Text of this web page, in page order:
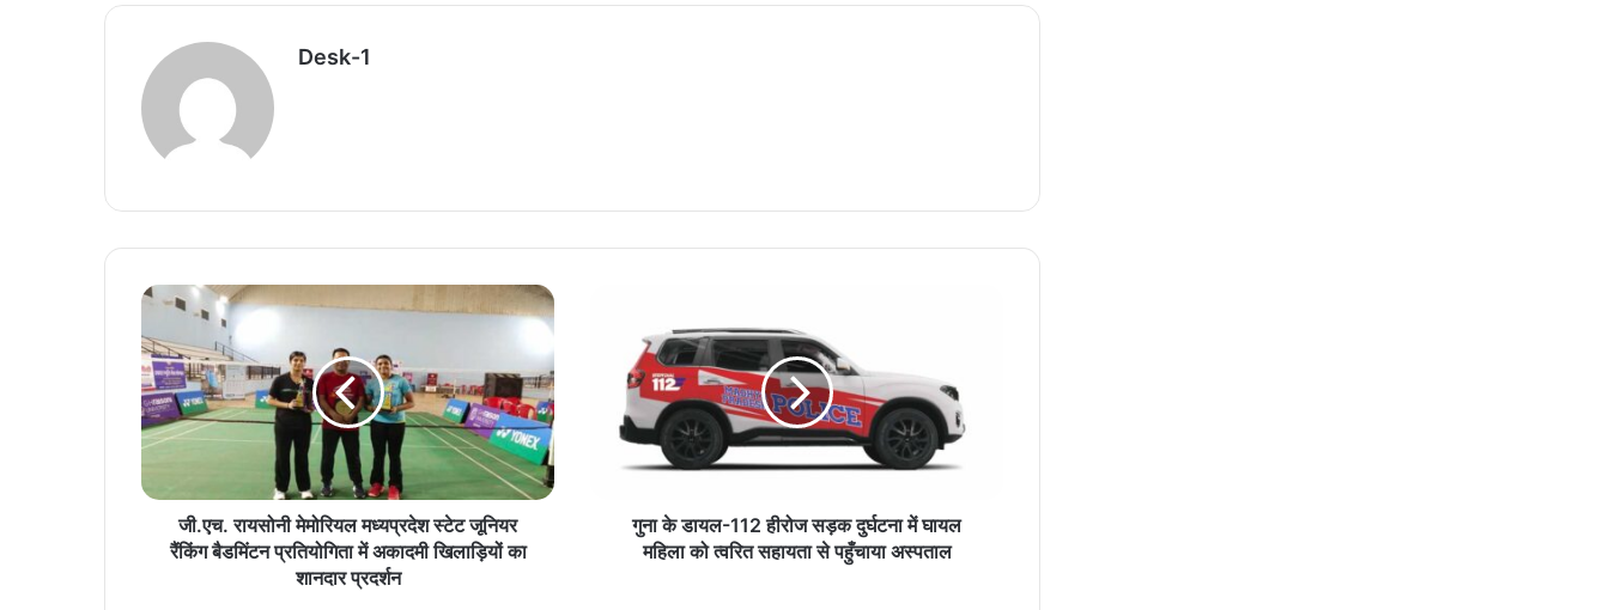
Desk-1
जी.एच. रायसोनी मेमोरियल मध्यप्रदेश स्टेट जूनियर
रैंकिंग बैडमिंटन प्रतियोगिता में अकादमी खिलाड़ियों का
शानदार प्रदर्शन
गुना के डायल-112 हीरोज सड़क दुर्घटना में घायल
महिला को त्वरित सहायता से पहुँचाया अस्पताल